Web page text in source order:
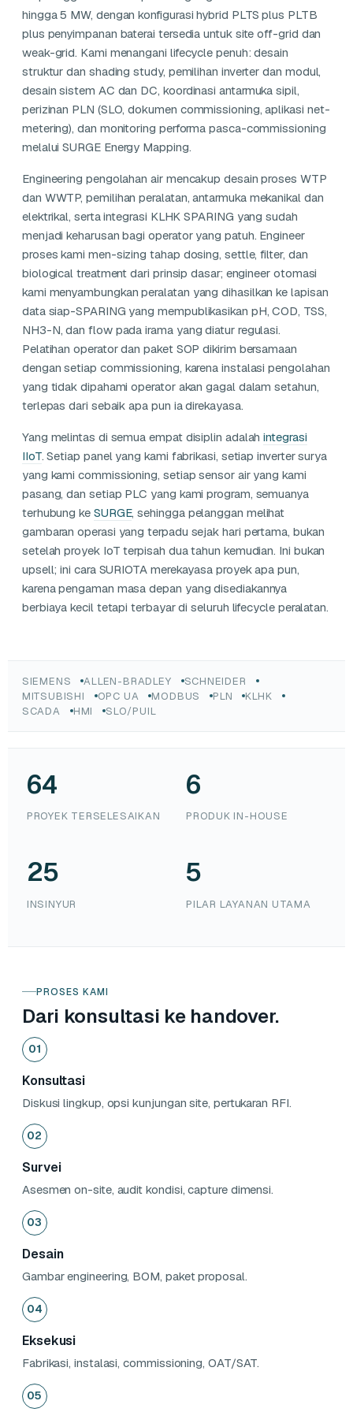
hingga 5 MW, dengan konfigurasi hybrid PLTS plus PLTB
plus penyimpanan baterai tersedia untuk site off-grid dan
weak-grid. Kami menangani lifecycle penuh: desain
struktur dan shading study, pemilihan inverter dan modul,
desain sistem AC dan DC, koordinasi antarmuka sipil,
perizinan PLN (SLO, dokumen commissioning, aplikasi net-
metering), dan monitoring performa pasca-commissioning
melalui SURGE Energy Mapping.
Engineering pengolahan air mencakup desain proses WTP
dan WWTP, pemilihan peralatan, antarmuka mekanikal dan
elektrikal, serta integrasi KLHK SPARING yang sudah
menjadi keharusan bagi operator yang patuh. Engineer
proses kami men-sizing tahap dosing, settle, filter, dan
biological treatment dari prinsip dasar; engineer otomasi
kami menyambungkan peralatan yang dihasilkan ke lapisan
data siap-SPARING yang mempublikasikan pH, COD, TSS,
NH3-N, dan flow pada irama yang diatur regulasi.
Pelatihan operator dan paket SOP dikirim bersamaan
dengan setiap commissioning, karena instalasi pengolahan
yang tidak dipahami operator akan gagal dalam setahun,
terlepas dari sebaik apa pun ia direkayasa.
Yang melintas di semua empat disiplin adalahintegrasi
IIoT. Setiap panel yang kami fabrikasi, setiap inverter surya
yang kami commissioning, setiap sensor air yang kami
pasang, dan setiap PLC yang kami program, semuanya
terhubung ke SURGE, sehingga pelanggan melihat
gambaran operasi yang terpadu sejak hari pertama, bukan
setelah proyek IoT terpisah dua tahun kemudian. Ini bukan
upsell; ini cara SURIOTA merekayasa proyek apa pun,
karena pengaman masa depan yang disediakannya
berbiaya kecil tetapi terbayar di seluruh lifecycle peralatan.
SIEMENS ALLEN-BRADLEY
SCHNEIDER
MITSUBISHI
OPC UA MODBUS PLN
KLHK
SCADA
HMI SLO/PUIL
64
PROYEK TERSELESAIKAN
6
PRODUK IN-HOUSE
25
INSINYUR
5
PILAR LAYANAN UTAMA
PROSES KAMI
Dari konsultasi ke handover.
01
Konsultasi
Diskusi lingkup, opsi kunjungan site, pertukaran RFI.
02
Survei
Asesmen on-site, audit kondisi, capture dimensi.
03
Desain
Gambar engineering, BOM, paket proposal.
04
Eksekusi
Fabrikasi, instalasi, commissioning, OAT/SAT.
05